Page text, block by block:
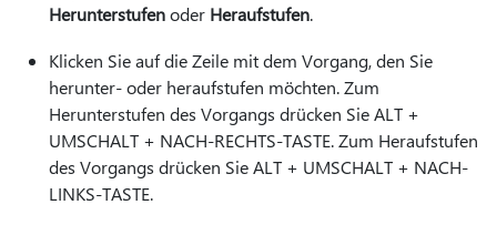
Herunterstufenoder Heraufstufen.
Klicken Sie auf die Zeile mit dem Vorgang, den Sie
herunter- oder heraufstufen möchten. Zum
Herunterstufen des Vorgangs drücken Sie ALT +
UMSCHALT + NACH-RECHTS-TASTE. Zum Heraufstufen
des Vorgangs drücken Sie ALT + UMSCHALT + NACH-
LINKS-TASTE.